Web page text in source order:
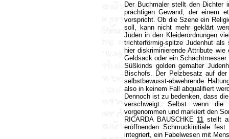
Der Buchmaler stellt den Dichter
prächtigen Gewand, der einem
vorspricht. Ob die Szene ein
soll, kann nicht mehr geklärt
Juden in den Kleiderordnungen
trichterförmig-spitze Judenhut als
hier diskriminierende Attribute wie
Geldsack oder ein Schächtmesser.
Süßkinds golden gemalter
Bischofs. Der Pelzbesatz auf
selbstbewusst-abwehrende
also in keinem Fall abqualifiert
Dennoch ist zu bedenken, dass
verschweigt. Selbst wenn die
vorgenommen und markiert den
RICARDA BAUSCHKE11 stellt
eröffnenden Schmuckinitiale
integriert, ein Fabelwesen mit